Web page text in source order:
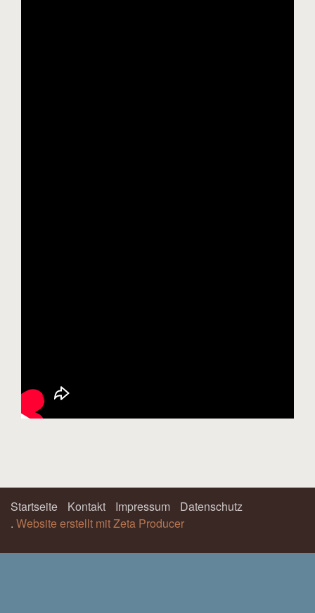
Startseite Kontakt Impressum
Datenschutz
. Website erstellt mit Zeta Producer